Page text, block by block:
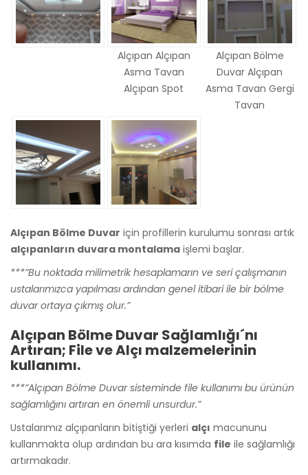
Alçıpan Alçıpan
Asma Tavan
Alçıpan Spot
Alçıpan Bölme
Duvar Alçıpan
Asma Tavan Gergi
Tavan
Alçıpan Bölme Duvar için profillerin kurulumu sonrası artık
alçıpanların duvara montalama işlemi başlar.
***”Bu noktada milimetrik hesaplamarın ve seri çalışmanın
ustalarımızca yapılması ardından genel itibari ile bir bölme
duvar ortaya çıkmış olur.”
Alçıpan Bölme Duvar Sağlamlığı´nı
Artıran; File ve Alçı malzemelerinin
kullanımı.
***”Alçıpan Bölme Duvar sisteminde file kullanımı bu ürünün
sağlamlığını artıran en önemli unsurdur.”
Ustalarımız alçıpanların bitiştiği yerleri alçı macununu
kullanmakta olup ardından bu ara kısımda file ile sağlamlığı
artırmakadır.